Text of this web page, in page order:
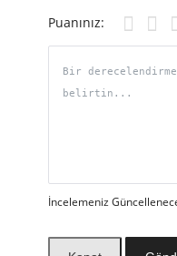
Puanınız:
İncelemeniz